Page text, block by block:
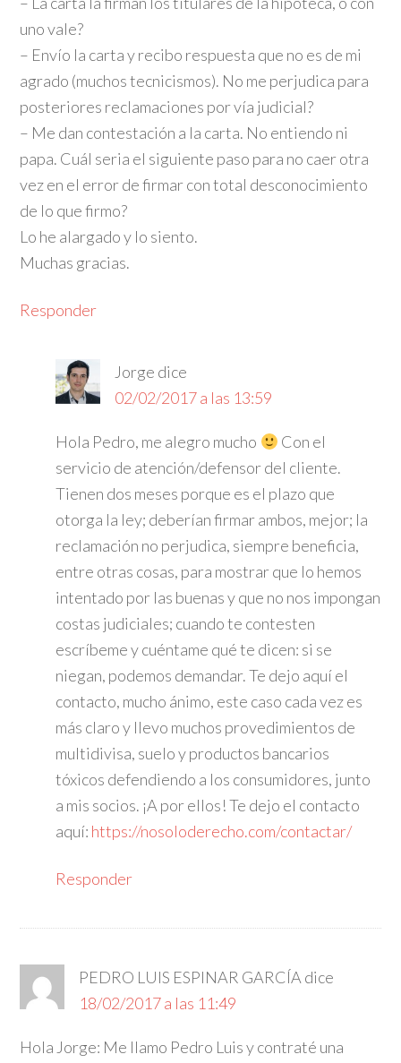
uno vale?
– Envío la carta y recibo respuesta que no es de mi
agrado (muchos tecnicismos). No me perjudica para
posteriores reclamaciones por vía judicial?
– Me dan contestación a la carta. No entiendo ni
papa. Cuál seria el siguiente paso para no caer otra
vez en el error de firmar con total desconocimiento
de lo que firmo?
Lo he alargado y lo siento.
Muchas gracias.
Responder
Jorge dice
02/02/2017 a las 13:59
Hola Pedro, me alegro mucho
Con el
servicio de atención/defensor del cliente.
Tienen dos meses porque es el plazo que
otorga la ley; deberían firmar ambos, mejor; la
reclamación no perjudica, siempre beneficia,
entre otras cosas, para mostrar que lo hemos
intentado por las buenas y que no nos impongan
costas judiciales; cuando te contesten
escríbeme y cuéntame qué te dicen: si se
niegan, podemos demandar. Te dejo aquí el
contacto, mucho ánimo, este caso cada vez es
más claro y llevo muchos provedimientos de
multidivisa, suelo y productos bancarios
tóxicos defendiendo a los consumidores, junto
a mis socios. ¡A por ellos! Te dejo el contacto
aquí: https://nosoloderecho.com/contactar/
Responder
PEDRO LUIS ESPINAR GARCÍA dice
18/02/2017 a las 11:49
Hola Jorge: Me llamo Pedro Luis y contraté una